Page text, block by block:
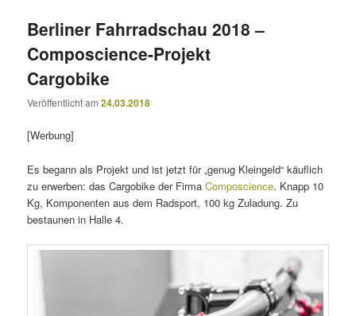
Berliner Fahrradschau 2018 –
Composcience-Projekt
Cargobike
Veröffentlicht am24.03.2018
[Werbung]
Es begann als Projekt und ist jetzt für „genug Kleingeld“ käuflich
zu erwerben: das Cargobike der FirmaComposcience. Knapp 10
Kg, Komponenten aus dem Radsport, 100 kg Zuladung. Zu
bestaunen in Halle 4.